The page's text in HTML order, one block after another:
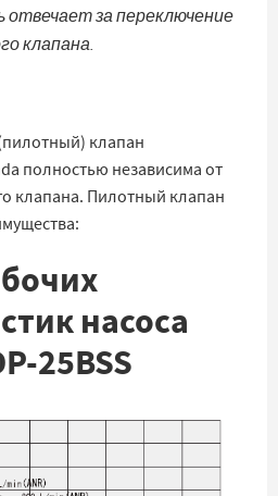
отвечает за переключение
клапана.
клапан
полностью независима от
клапана. Пилотный клапан
насоса
25BSS